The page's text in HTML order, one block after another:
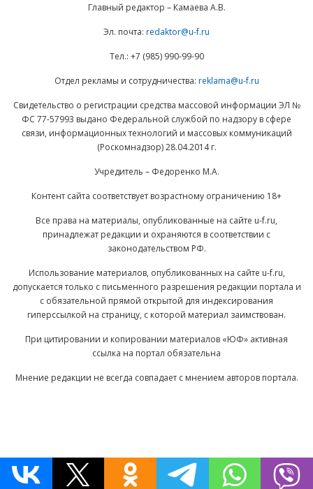
Главный редактор – Камаева А.В.
Эл. почта: redaktor@u-f.ru
Тел.: +7 (985) 990-99-90
Отдел рекламы и сотрудничества: reklama@u-f.ru
Свидетельство о регистрации средства массовой информации ЭЛ №
ФС 77-57993 выдано Федеральной службой по надзору в сфере
связи, информационных технологий и массовых коммуникаций
(Роскомнадзор) 28.04.2014 г.
Учредитель – Федоренко М.А.
Контент сайта соответствует возрастному ограничению 18+
Все права на материалы, опубликованные на сайте u-f.ru,
принадлежат редакции и охраняются в соответствии с
законодательством РФ.
Использование материалов, опубликованных на сайте u-f.ru,
допускается только с письменного разрешения редакции портала и
с обязательной прямой открытой для индексирования
гиперссылкой на страницу, с которой материал заимствован.
При цитировании и копировании материалов «ЮФ» активная
ссылка на портал обязательна
Мнение редакции не всегда совпадает с мнением авторов портала.